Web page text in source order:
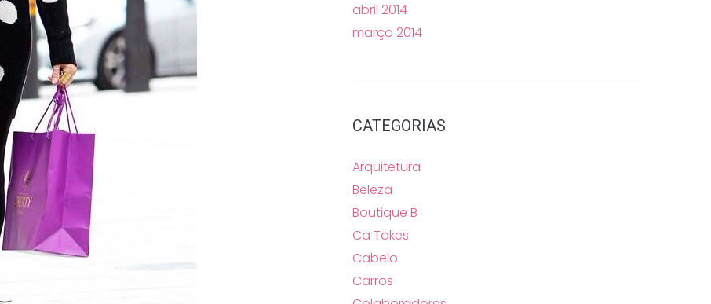
abril 2014
março 2014
CATEGORIAS
Arquitetura
Beleza
Boutique B
Ca Takes
Cabelo
Carros